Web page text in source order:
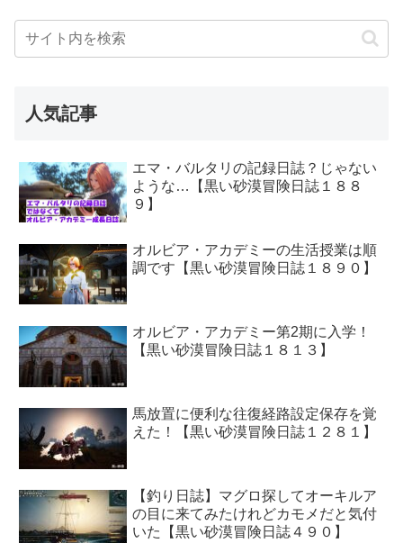
人気記事
エマ・バルタリの記録日誌？じゃない
ような…【黒い砂漠冒険日誌１８８
９】
オルビア・アカデミーの生活授業は順
調です【黒い砂漠冒険日誌１８９０】
オルビア・アカデミー第2期に入学！
【黒い砂漠冒険日誌１８１３】
馬放置に便利な往復経路設定保存を覚
えた！【黒い砂漠冒険日誌１２８１】
【釣り日誌】マグロ探してオーキルア
の目に来てみたけれどカモメだと気付
いた【黒い砂漠冒険日誌４９０】